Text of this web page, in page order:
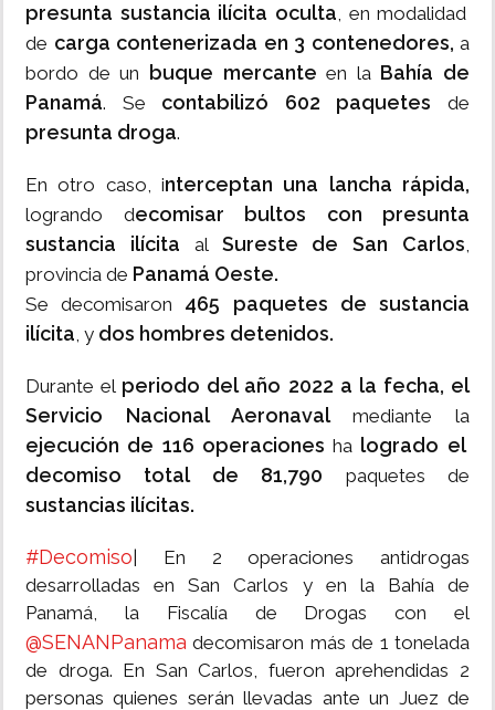
presunta sustancia ilícita oculta, en modalidad
de carga contenerizada en 3 contenedores, a
bordo de un
buque mercanteen laBahía de
Panamá. Se contabilizó 602 paquetesde
presunta droga.
En otro caso, interceptan una lancha rápida,
logrando decomisar bultos con presunta
sustancia ilícita al Sureste de San Carlos,
provincia de Panamá Oeste.
Se decomisaron 465 paquetes de sustancia
ilícita, y dos hombres detenidos.
Durante el periodo del año 2022 a la fecha, el
Servicio Nacional Aeronaval mediante la
ejecución de 116 operaciones ha logrado el
decomiso total de 81,790 paquetes de
sustancias ilícitas.
#Decomiso | En 2 operaciones antidrogas
desarrolladas en San Carlos y en la Bahía de
Panamá, la Fiscalía de Drogas con el
@SENANPanama decomisaron más de 1 tonelada
de droga. En San Carlos, fueron aprehendidas 2
personas quienes serán llevadas ante un Juez de